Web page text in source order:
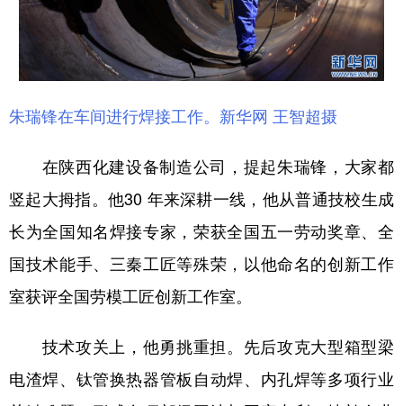
新疆 内蒙古 黑龙江
朱瑞锋在车间进行焊接工作。新华网 王智超摄
在陕西化建设备制造公司，提起朱瑞锋，大家都
竖起大拇指。他30 年来深耕一线，他从普通技校生成
长为全国知名焊接专家，荣获全国五一劳动奖章、全
国技术能手、三秦工匠等殊荣，以他命名的创新工作
室获评全国劳模工匠创新工作室。
技术攻关上，他勇挑重担。先后攻克大型箱型梁
电渣焊、钛管换热器管板自动焊、内孔焊等多项行业